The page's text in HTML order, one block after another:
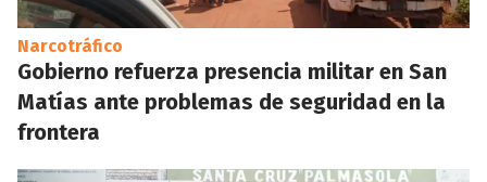
Narcotráfico
Gobierno refuerza presencia militar en San
Matías ante problemas de seguridad en la
frontera